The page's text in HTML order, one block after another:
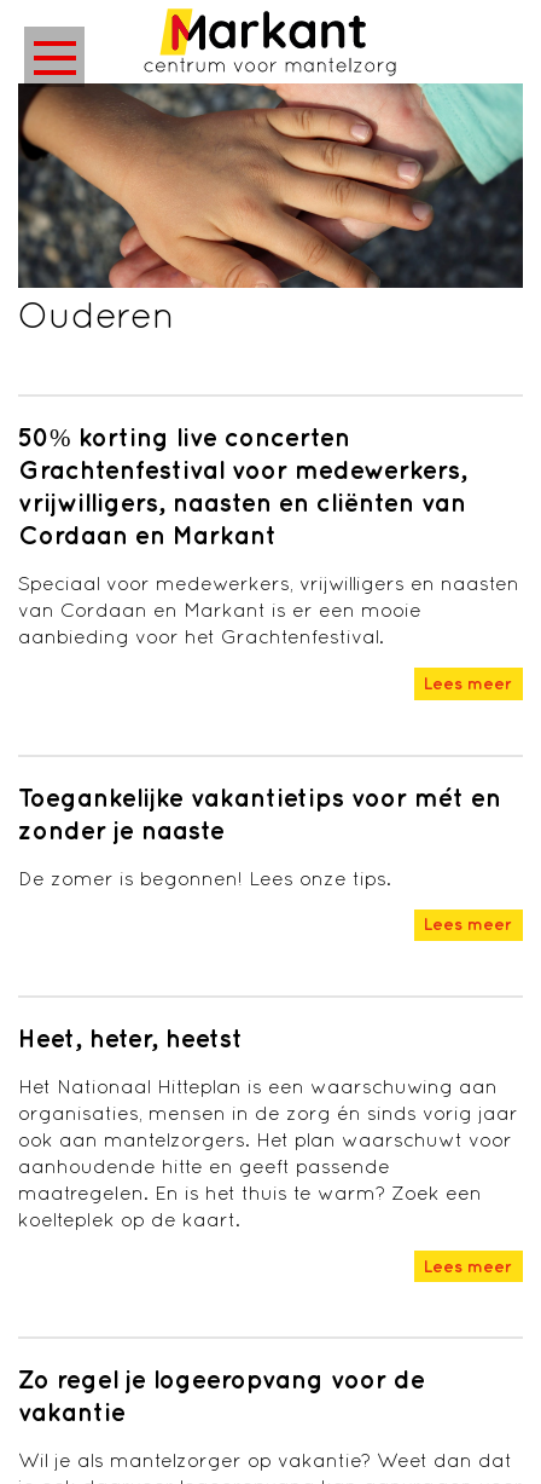
Ouderen
50% korting live concerten
Grachtenfestival voor medewerkers,
vrijwilligers, naasten en cliënten van
Cordaan en Markant
Speciaal voor medewerkers, vrijwilligers en naasten
van Cordaan en Markant is er een mooie
aanbieding voor het Grachtenfestival.
Lees meer
Toegankelijke vakantietips voor mét en
zonder je naaste
De zomer is begonnen! Lees onze tips.
Lees meer
Heet, heter, heetst
Het Nationaal Hitteplan is een waarschuwing aan
organisaties, mensen in de zorg én sinds vorig jaar
ook aan mantelzorgers. Het plan waarschuwt voor
aanhoudende hitte en geeft passende
maatregelen. En is het thuis te warm? Zoek een
koelteplek op de kaart.
Lees meer
Zo regel je logeeropvang voor de
vakantie
Wil je als mantelzorger op vakantie? Weet dan dat